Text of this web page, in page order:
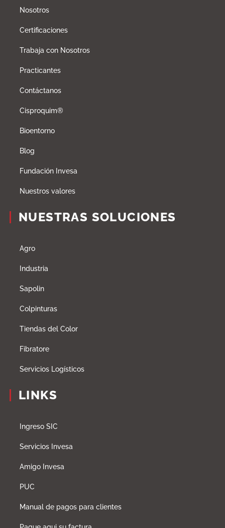
Nosotros
Certificaciones
Trabaja con Nosotros
Practicantes
Contáctanos
Cisproquim®
Bioentorno
Blog
Fundación Invesa
Nuestros valores
NUESTRAS SOLUCIONES
Agro
Industria
Sapolin
Colpinturas
Tiendas del Color
Fibratore
Servicios Logísticos
LINKS
Ingreso SIC
Servicios Invesa
Amigo Invesa
PUC
Manual de pagos para clientes